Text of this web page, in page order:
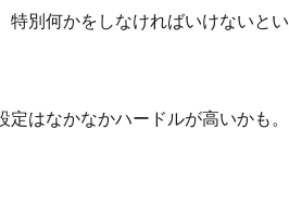
特別何かをしなければいけないとい
はなかなかハードルが高いかも。